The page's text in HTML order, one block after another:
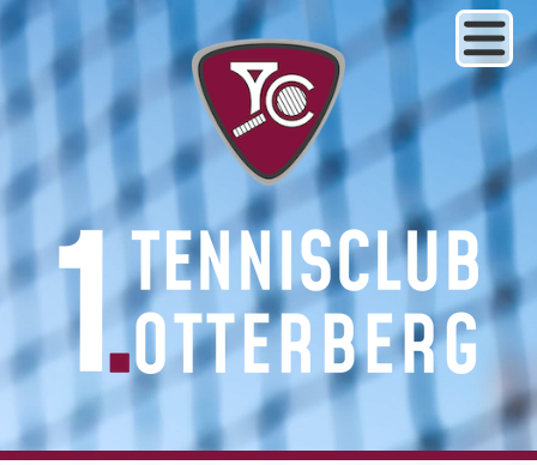
1. Tennisclub Otterberg